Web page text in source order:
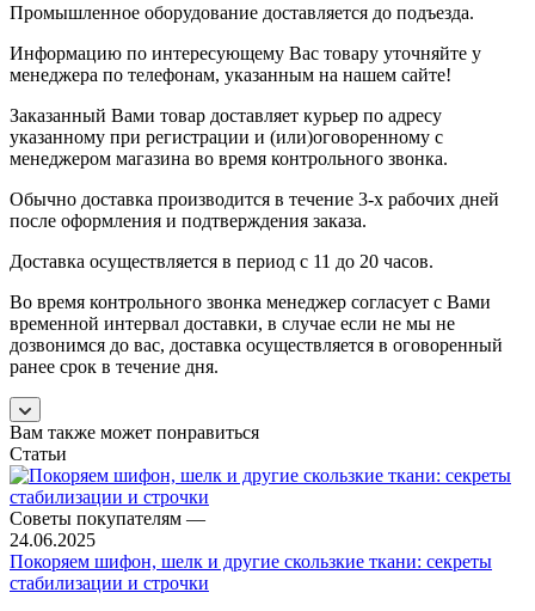
Промышленное оборудование доставляется до подъезда.
Информацию по интересующему Вас товару уточняйте у
менеджера по телефонам, указанным на нашем сайте!
Заказанный Вами товар доставляет курьер по адресу
указанному при регистрации и (или)оговоренному с
менеджером магазина во время контрольного звонка.
Обычно доставка производится в течение 3-х рабочих дней
после оформления и подтверждения заказа.
Доставка осуществляется в период с 11 до 20 часов.
Во время контрольного звонка менеджер согласует с Вами
временной интервал доставки, в случае если не мы не
дозвонимся до вас, доставка осуществляется в оговоренный
ранее срок в течение дня.
Вам также может понравиться
Статьи
Советы покупателям —
24.06.2025
Покоряем шифон, шелк и другие скользкие ткани: секреты
стабилизации и строчки